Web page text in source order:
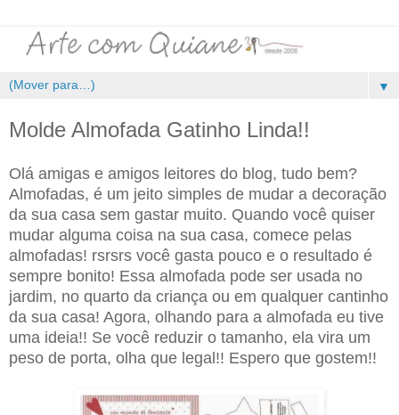
▼
Molde Almofada Gatinho Linda!!
Olá amigas e amigos leitores do blog, tudo bem?
Almofadas, é um jeito simples de mudar a decoração
da sua casa sem gastar muito. Quando você quiser
mudar alguma coisa na sua casa, comece pelas
almofadas! rsrsrs você gasta pouco e o resultado é
sempre bonito! Essa almofada pode ser usada no
jardim, no quarto da criança ou em qualquer cantinho
da sua casa! Agora, olhando para a almofada eu tive
uma ideia!! Se você reduzir o tamanho, ela vira um
peso de porta, olha que legal!! Espero que gostem!!